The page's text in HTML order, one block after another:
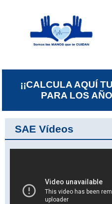
¡¡CALCULA AQUÍ
PARA LOS
SAE Vídeos